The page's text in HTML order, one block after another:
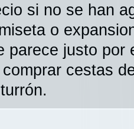
si no se han
o
parece justo
cestas